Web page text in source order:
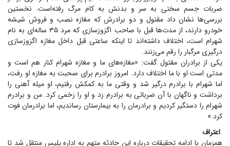
ضربات جسم سختی به سر و بدنش به کام مرگ رفته‌است. نخستین
بررسی‌ها نشان داد مقتول و دو برادرش که مغازه نصب و فروش شیشه
خودرو دارند، از مدت‌ها قبل با صاحب اگزوزسازی که مرد ۳۵ ساله‌ای به نام
شهرام است، اختلاف داشته‌اند تا اینکه ساعتی قبل داخل مغازه اگزوزسازی
درگیری مرگبار را رقم می‌زنند.
یکی از برادران مقتول گفت: «مغازه‌های ما و مغازه شهرام کنار هم است و
مدتی است او با ما اختلاف دارد. امروز برادرم برای صحبت به مغازه او رفت،
اما شهرام با برادرم درگیر شد و وقتی ما به کمکش رفتیم، او میله آهنی را
برداشت و ناگهان با آن ضرباتی به برادرم زد و او را زخمی کرد. من و برادرم
شهرام را دستگیر کردیم و برادرمان را به بیمارستان رساندیم، اما برادرمان فوت
کرد.»
اعتراف
همزمان با ادامه تحقیقات درباره این حادثه متهم به اداره پلیس منتقل شد تا